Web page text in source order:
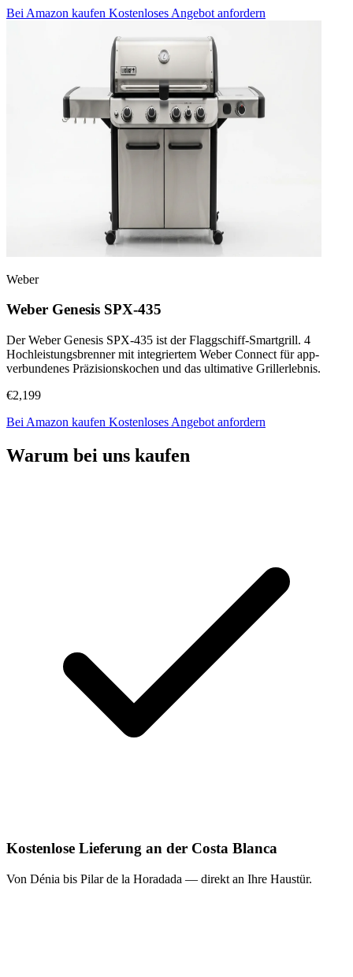
Bei Amazon kaufen Kostenloses Angebot anfordern
Weber
Weber Genesis SPX-435
Der Weber Genesis SPX-435 ist der Flaggschiff-Smartgrill. 4
Hochleistungsbrenner mit integriertem Weber Connect für app-
verbundenes Präzisionskochen und das ultimative Grillerlebnis.
€2,199
Bei Amazon kaufen Kostenloses Angebot anfordern
Warum bei uns kaufen
Kostenlose Lieferung an der Costa Blanca
Von Dénia bis Pilar de la Horadada — direkt an Ihre Haustür.